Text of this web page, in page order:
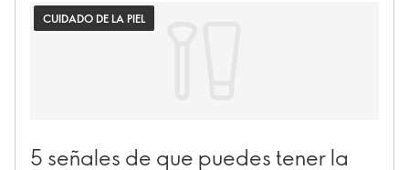
CUIDADO DE LA PIEL
5 señales de que puedes tener la